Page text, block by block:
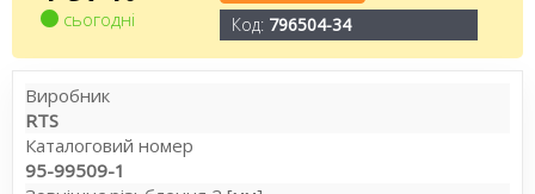
сьогодні
Код: 796504-34
Виробник
RTS
Каталоговий номер
95-99509-1